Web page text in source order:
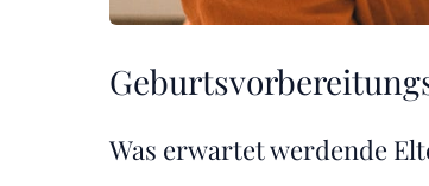
Was erwartet werdende